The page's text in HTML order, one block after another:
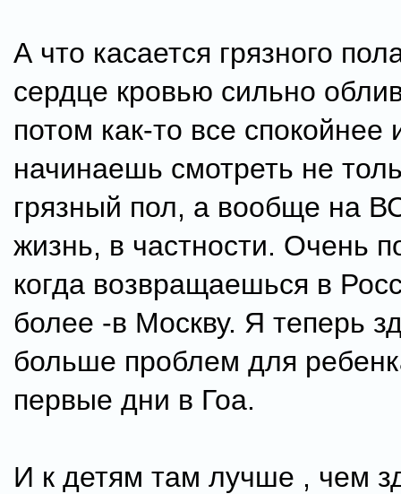
А что касается грязного
сердце кровью сильно
потом как-то все спокойнее
начинаешь смотреть не
грязный пол, а вообще на
жизнь, в частности. Очень
когда возвращаешься в
более -в Москву. Я теперь
больше проблем для
первые дни в Гоа.
И к детям там лучше , чем